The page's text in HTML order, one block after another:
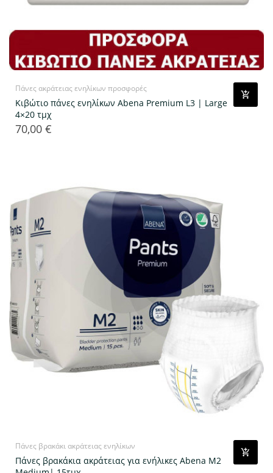
Πάνες ακράτειας ενηλίκων προσφορές
Κιβώτιο πάνες ενηλίκων Abena Premium L3 | Large
4×20 τμχ
Τιμή
70,00 €
Πάνες βρακάκι ακράτειας ενηλίκων
Πάνες βρακάκια ακράτειας για ενήλικες Abena M2